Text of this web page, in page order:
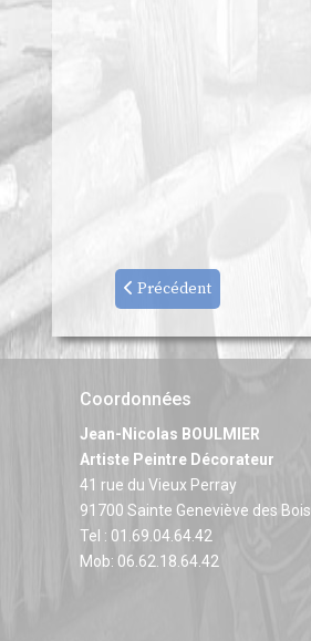
Précédent
Coordonnées
Jean-Nicolas BOULMIER
Artiste Peintre Décorateur
41 rue du Vieux Perray
91700 Sainte Geneviève des Bois
Tel : 01.69.04.64.42
Mob: 06.62.18.64.42